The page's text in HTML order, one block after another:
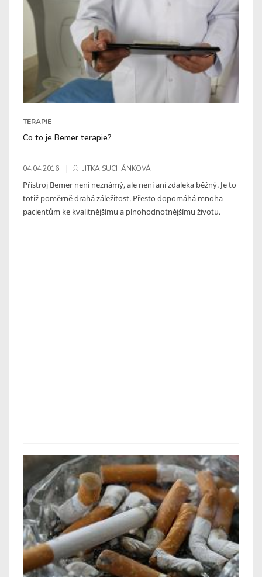
TERAPIE
Co to je Bemer terapie?
04.04.2016 JITKA SUCHÁNKOVÁ
Přístroj Bemer není neznámý, ale není ani zdaleka běžný. Je to
totiž poměrně drahá záležitost. Přesto dopomáhá mnoha
pacientům ke kvalitnějšímu a plnohodnotnějšímu životu.